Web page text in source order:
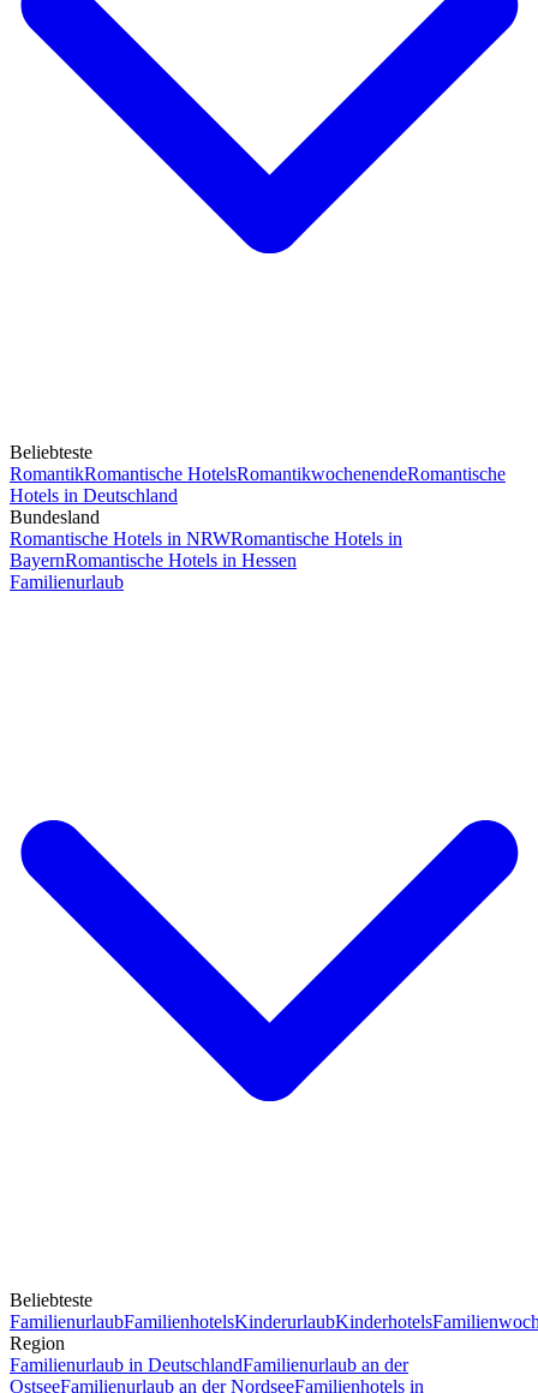
Beliebteste
RomantikRomantische HotelsRomantikwochenendeRomantische
Hotels in Deutschland
Bundesland
Romantische Hotels in NRWRomantische Hotels in
BayernRomantische Hotels in Hessen
Familienurlaub
Beliebteste
FamilienurlaubFamilienhotelsKinderurlaubKinderhotels
Region
Familienurlaub in DeutschlandFamilienurlaub an der
OstseeFamilienurlaub an der NordseeFamilienhotels in